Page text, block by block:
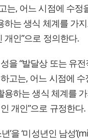
는, 어느 시점에 수정
하는 생식 체계를 가
개인”으로 정의한다.
을 “발달상 또는 유
고는, 어느 시점에
용하는 생식 체계를
개인”으로 규정한다.
’을 ‘미성년인 남성